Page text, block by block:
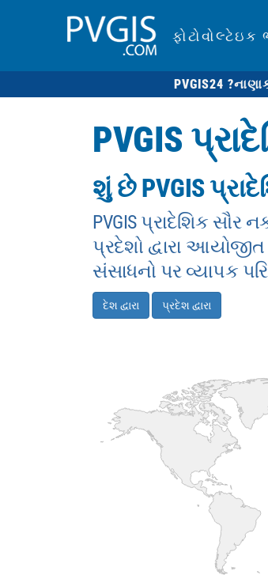
ફોટોવોલ્ટેઇક
PVGIS24 ?
PVGIS
શું છે PVGIS
PVGIS પ્રાદેશિક સૌર
પ્રદેશો દ્વારા
સંસાધનો પર વ્યાપક
દેશ દ્વારા પ્રદેશ દ્વારા
017.5